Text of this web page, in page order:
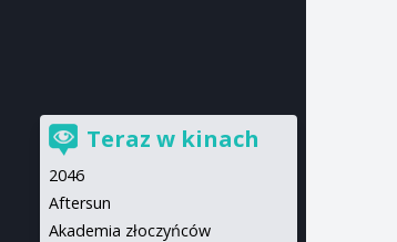
Teraz w kinach
2046
Aftersun
Akademia złoczyńców